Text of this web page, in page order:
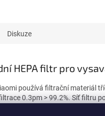
Diskuze
HEPA filtr pro
používá filtrační materiál
0.3pm > 99.2%. Síť filtru